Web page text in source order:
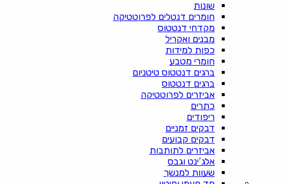
שונות
חומרים דנטלים לפרוטטיקה
מקדחי דנטטוס
מבנים ואקריל
כפות למידות
חומרי מטבע
ברגים דנטטוס טיטניום
ברגים דנטטוס
אביזרים לפרוטטיקה
כתרים
ריפודים
דבקים זמניים
דבקים קבועים
אביזרים לתותבות
אלג’ינט וגבס
שעוות למנשך